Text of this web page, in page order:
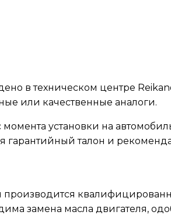
в техническом центре
или качественные аналоги.
установки на
гарантийный талон и
производится
замена масла двигателя,